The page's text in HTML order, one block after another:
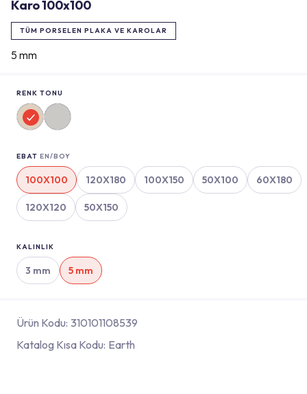
Karo 100x100
TÜM PORSELEN PLAKA VE KAROLAR
5 mm
RENK TONU
EBAT EN/BOY
100X100 120X180 100X150 50X100 60X180
120X120 50X150
KALINLIK
3 mm 5 mm
Ürün Kodu: 310101108539
Katalog Kısa Kodu: Earth